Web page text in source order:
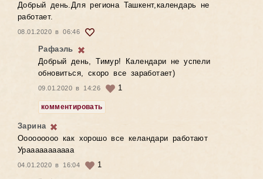
Добрый день.Для региона Ташкент,календарь не
работает.
08.01.2020 в 06:46
Рафаэль
Добрый день, Тимур! Календари не успели
обновиться, скоро все заработает)
09.01.2020 в 14:26 1
комментировать
Зарина
Ооооооооо как хорошо все келандари работают
Урааааааааааа
04.01.2020 в 16:04
1